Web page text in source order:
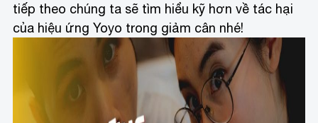
tiếp theo chúng ta sẽ tìm hiểu kỹ hơn về tác hại
của hiệu ứng Yoyo trong giảm cân nhé!